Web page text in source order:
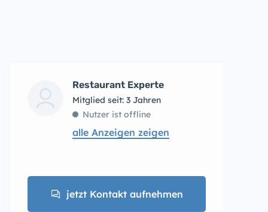
Restaurant Experte
Mitglied seit: 3 Jahren
Nutzer ist offline
alle Anzeigen zeigen
jetzt Kontakt aufnehmen